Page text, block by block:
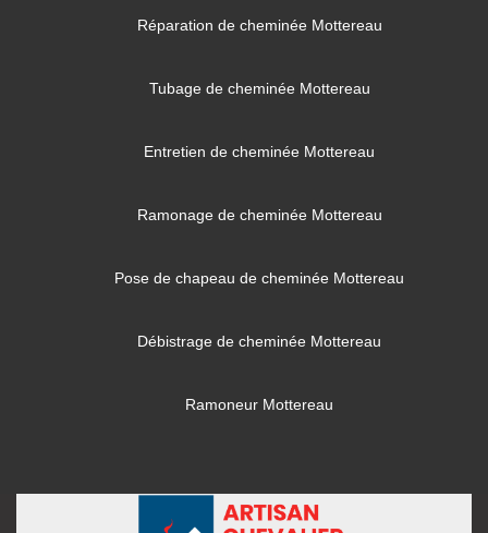
Réparation de cheminée Mottereau
Tubage de cheminée Mottereau
Entretien de cheminée Mottereau
Ramonage de cheminée Mottereau
Pose de chapeau de cheminée Mottereau
Débistrage de cheminée Mottereau
Ramoneur Mottereau